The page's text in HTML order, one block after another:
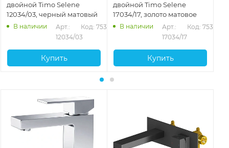
двойной Timo Selene
12034/03, черный матовый
В наличии
Арт.:
12034/03
Код: 75327
Купить
двойной Timo Selene
17034/17, золото матовое
В наличии
Арт.:
17034/17
Код: 75329
Купить